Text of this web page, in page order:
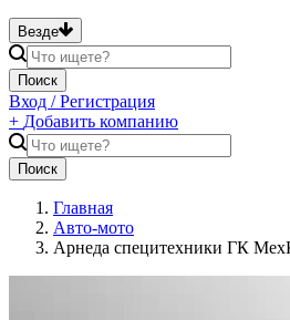
Везде
Поиск
Вход / Регистрация
+ Добавить компанию
Поиск
Главная
Авто-мото
Арнеда специтехники ГК